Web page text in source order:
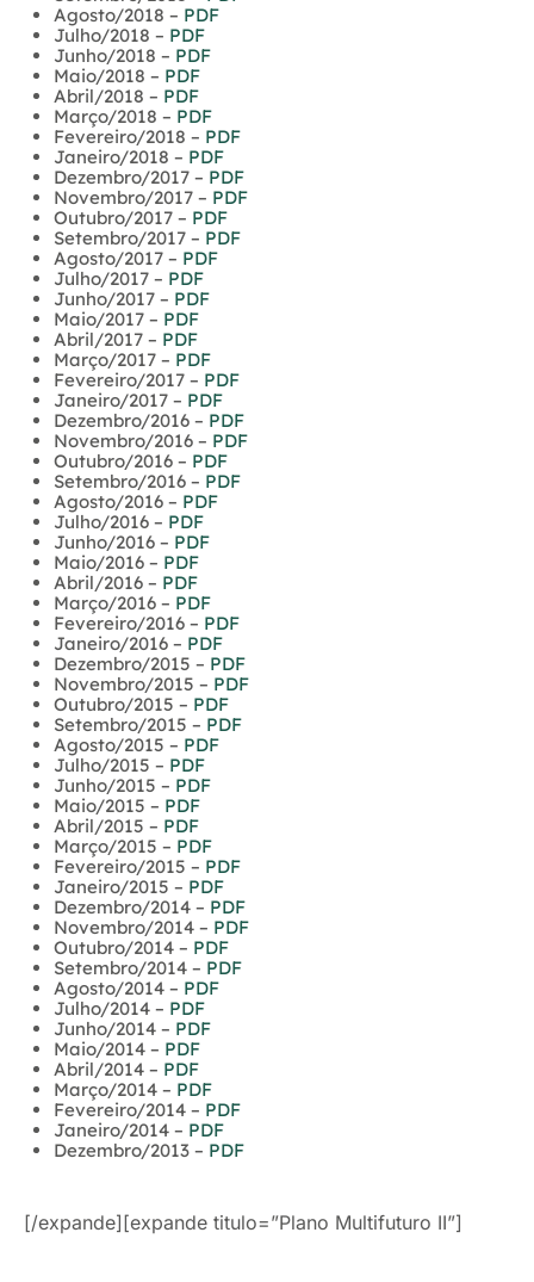
Agosto/2018 – PDF
Julho/2018 – PDF
Junho/2018 – PDF
Maio/2018 – PDF
Abril/2018 – PDF
Março/2018 – PDF
Fevereiro/2018 – PDF
Janeiro/2018 – PDF
Dezembro/2017 – PDF
Novembro/2017 – PDF
Outubro/2017 – PDF
Setembro/2017 – PDF
Agosto/2017 – PDF
Julho/2017 – PDF
Junho/2017 – PDF
Maio/2017 – PDF
Abril/2017 – PDF
Março/2017 – PDF
Fevereiro/2017 – PDF
Janeiro/2017 – PDF
Dezembro/2016 – PDF
Novembro/2016 – PDF
Outubro/2016 – PDF
Setembro/2016 – PDF
Agosto/2016 – PDF
Julho/2016 – PDF
Junho/2016 – PDF
Maio/2016 – PDF
Abril/2016 – PDF
Março/2016 – PDF
Fevereiro/2016 – PDF
Janeiro/2016 – PDF
Dezembro/2015 – PDF
Novembro/2015 – PDF
Outubro/2015 – PDF
Setembro/2015 – PDF
Agosto/2015 – PDF
Julho/2015 – PDF
Junho/2015 – PDF
Maio/2015 – PDF
Abril/2015 – PDF
Março/2015 – PDF
Fevereiro/2015 – PDF
Janeiro/2015 – PDF
Dezembro/2014 – PDF
Novembro/2014 – PDF
Outubro/2014 – PDF
Setembro/2014 – PDF
Agosto/2014 – PDF
Julho/2014 – PDF
Junho/2014 – PDF
Maio/2014 – PDF
Abril/2014 – PDF
Março/2014 – PDF
Fevereiro/2014 – PDF
Janeiro/2014 – PDF
Dezembro/2013 – PDF
[/expande][expande titulo=”Plano Multifuturo II”]